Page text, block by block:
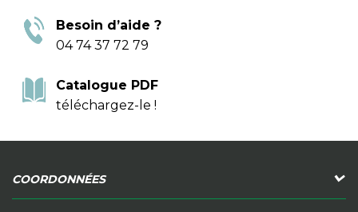
Besoin d’aide ?
04 74 37 72 79
Catalogue PDF
téléchargez-le !
COORDONNÉES